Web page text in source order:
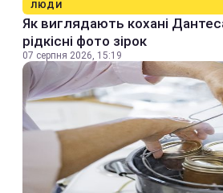
ЛЮДИ
Як виглядають кохані
рідкісні фото зірок
07 серпня 2026, 15:19